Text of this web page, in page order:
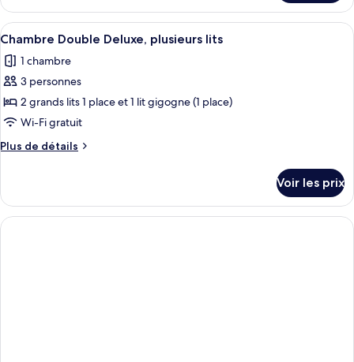
Deluxe
le
type
de
Chambre
Double
Afficher
toutes
les
photos
pour
ce
type
de
Chambre
Double
Deluxe,
Une chambre à coucher avec un lit,
4
Chambre Double Deluxe, plusieurs lits
1 chambre
3 personnes
2 grands lits 1 place et 1 lit gigogne (1 place)
Wi-Fi gratuit
Plus de détails
Plus
le
type
de
Voir les prix